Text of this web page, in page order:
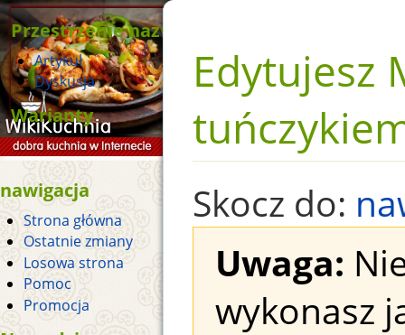
Edytujesz
Skocz do:
Uwaga:
wykonasz
Przestrzenie nazw
Artykuł
Dyskusja
Warianty
nawigacja
Strona główna
Ostatnie zmiany
Losowa strona
Pomoc
Promocja